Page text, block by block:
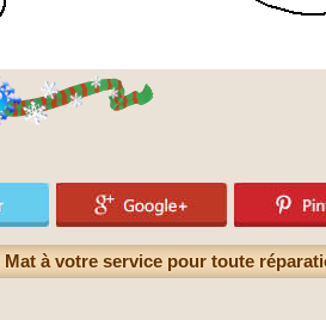
à votre service pour toute